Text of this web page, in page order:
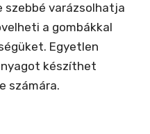
varázsolhatja
a gombákkal
Egyetlen
készíthet
számára.